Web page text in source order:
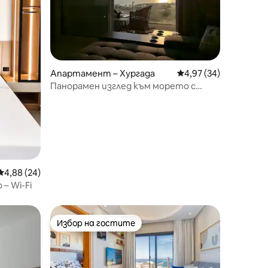
оценка: 4,88 от 5, 24 отзива
4,88 (24)
Wi-Fi
Апартамент – Хургада Средна оценка:
4,97 (34)
Панорамен изглед към морето с
Избор на гостите
Избор на гостите